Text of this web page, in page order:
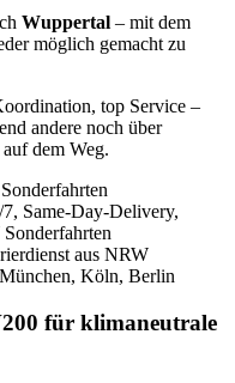
Wuppertal – mit dem
möglich gemacht zu
top Service –
andere noch über
dem Weg.
für klimaneutrale